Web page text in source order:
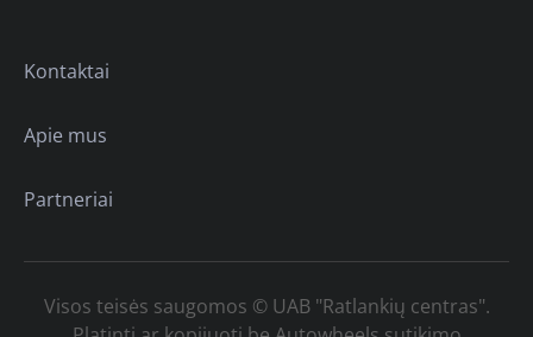
Kontaktai
Apie mus
Partneriai
Visos teisės saugomos © UAB "Ratlankių centras".